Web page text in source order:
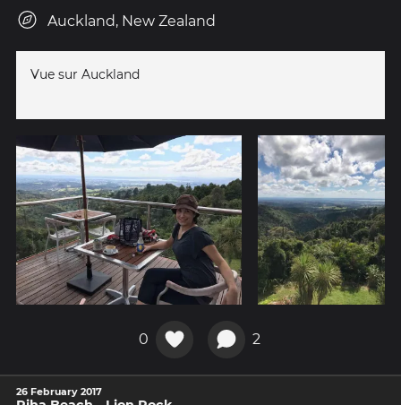
Auckland, New Zealand
Vue sur Auckland
0 2
26 February 2017